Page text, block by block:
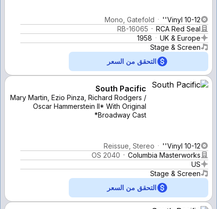
Vinyl 10-12''
Mono, Gatefold
RCA Red Seal
RB-16065
UK & Europe
1958
Stage & Screen
التحقق من السعر
South Pacific
Mary Martin, Ezio Pinza, Richard Rodgers /
Oscar Hammerstein II* With Original
Broadway Cast*
Vinyl 10-12''
Reissue, Stereo
Columbia Masterworks
OS 2040
US
Stage & Screen
التحقق من السعر